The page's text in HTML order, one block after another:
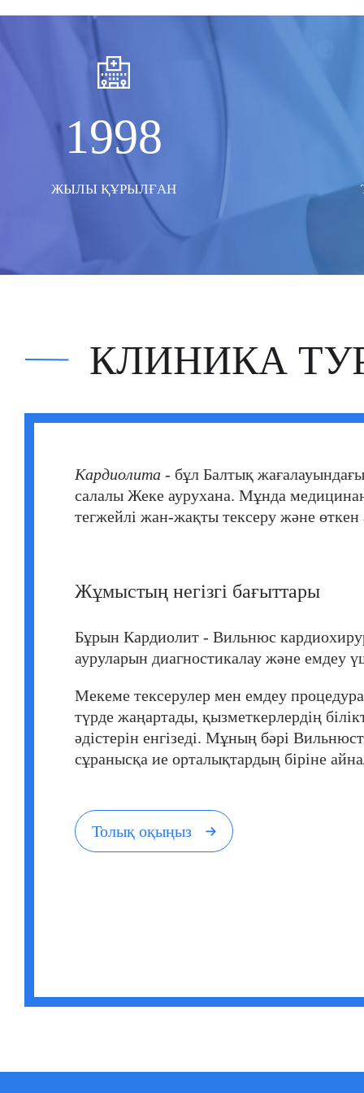
1998
ЖЫЛЫ ҚҰРЫЛҒАН
КЛИНИКА
Кардиолита - бұл Балтық
салалы Жеке аурухана. Мұнда
тегжейлі жан-жақты тексеру және өткен
Жұмыстың негізгі бағыттары
Бұрын Кардиолит - Вильнюс
ауруларын диагностикалау және емдеу
Мекеме тексерулер мен емдеу
түрде жаңартады, қызметкерлердің
әдістерін енгізеді. Мұның бәрі
сұранысқа ие орталықтардың біріне
Толық оқыңыз